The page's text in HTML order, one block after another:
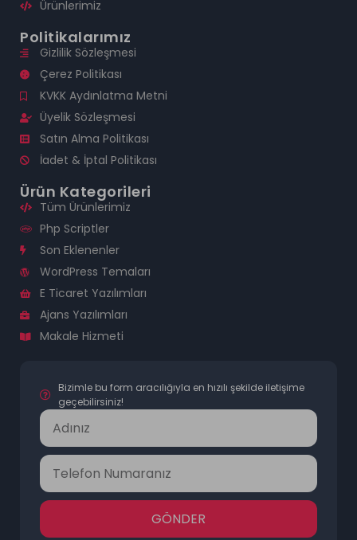
Ürünlerimiz
Politikalarımız
Gizlilik Sözleşmesi
Çerez Politikası
KVKK Aydınlatma Metni
Üyelik Sözleşmesi
Satın Alma Politikası
İadet & İptal Politikası
Ürün Kategorileri
Tüm Ürünlerimiz
Php Scriptler
Son Eklenenler
WordPress Temaları
E Ticaret Yazılımları
Ajans Yazılımları
Makale Hizmeti
Bizimle bu form aracılığıyla en hızılı şekilde iletişime
geçebilirsiniz!
GÖNDER